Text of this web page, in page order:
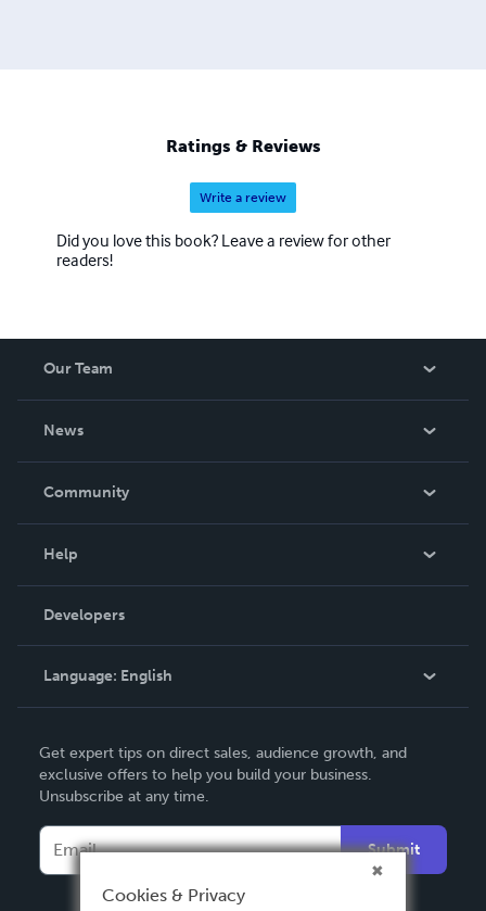
Maya, Le due guerre mondiali, Leggi razziali.
Ristorazione: Il grande libro dei cocktail, Professione
Sommelier, Regioni a tavola.
Ratings & Reviews
Write a review
Did you love this book? Leave a review for other
readers!
Our Team
News
In The News
Community
Podcast
Help
Order Lookup
Knowledge Base
Contact Support
Developers
Language: English
Deutsch
Français
Italiano
Español
Get expert tips on direct sales, audience growth, and
exclusive offers to help you build your business.
Unsubscribe at any time.
Submit
Cookies & Privacy